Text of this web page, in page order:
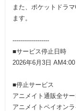
また、ポケットドラ
ます。
-------------------
■サービス停止日時
2026年6月3日
■停止サービス
アニメイト通販全サー
アニメイトペイオン